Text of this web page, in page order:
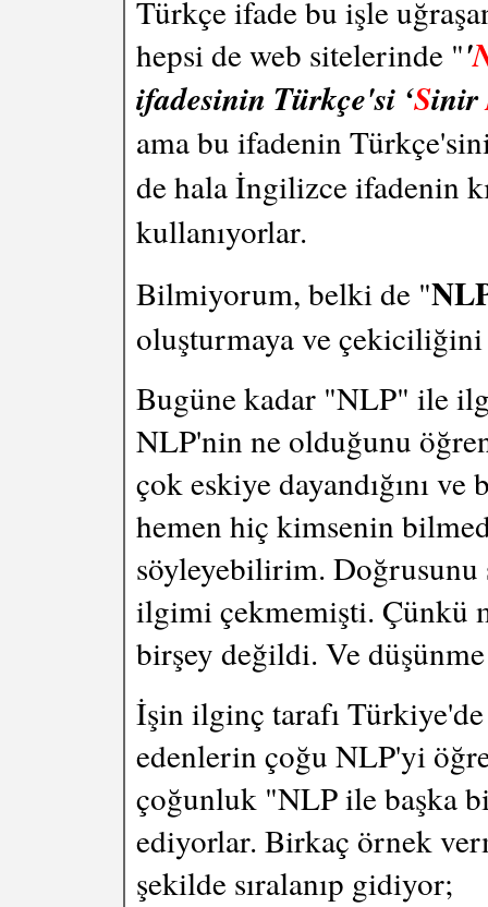
Türkçe ifade bu işle
hepsi de web sitelerinde "'
ifadesinin Türkçe'si ‘Sinir
ama bu ifadenin
de hala İngilizce ifadenin
kullanıyorlar.
Bilmiyorum, belki de "
oluşturmaya ve çekiciliğini
Bugüne kadar "NLP" ile
NLP'nin ne olduğunu
çok eskiye dayandığını
hemen hiç kimsenin
söyleyebilirim.
ilgimi çekmemişti. Çünkü
birşey değildi. Ve düşünme
İşin ilginç tarafı
edenlerin çoğu NLP'yi
çoğunluk "NLP ile başka
ediyorlar. Birkaç örnek
şekilde sıralanıp gidiyor;